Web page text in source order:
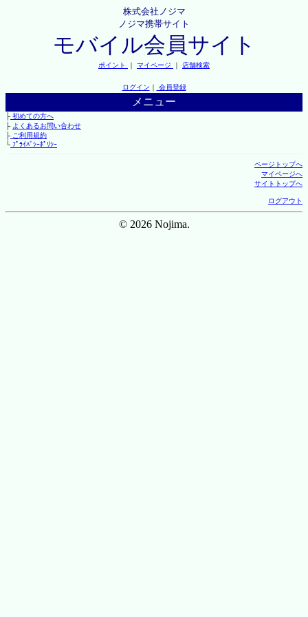
株式会社ノジマ
ノジマ携帯サイト
モバイル会員サイト
ポイント ｜ マイページ ｜ 店舗検索
ログイン ｜ 会員登録
メニュー
├初めての方へ
├ よくあるお問い合わせ
├ご利用規約
└ﾌﾟﾗｲﾊﾞｼｰﾎﾟﾘｼｰ
ページトップへ
マイページへ
サイトトップへ
ログアウト
© 2026 Nojima.